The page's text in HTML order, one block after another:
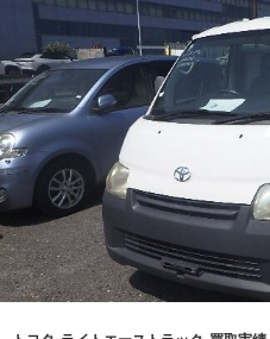
ト
タ
ラ
ン
ド
ク
ル
ー
ザ
ー